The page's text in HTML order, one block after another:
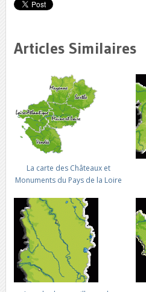
Articles Similaires
La carte des Châteaux et
Monuments du Pays de la Loire